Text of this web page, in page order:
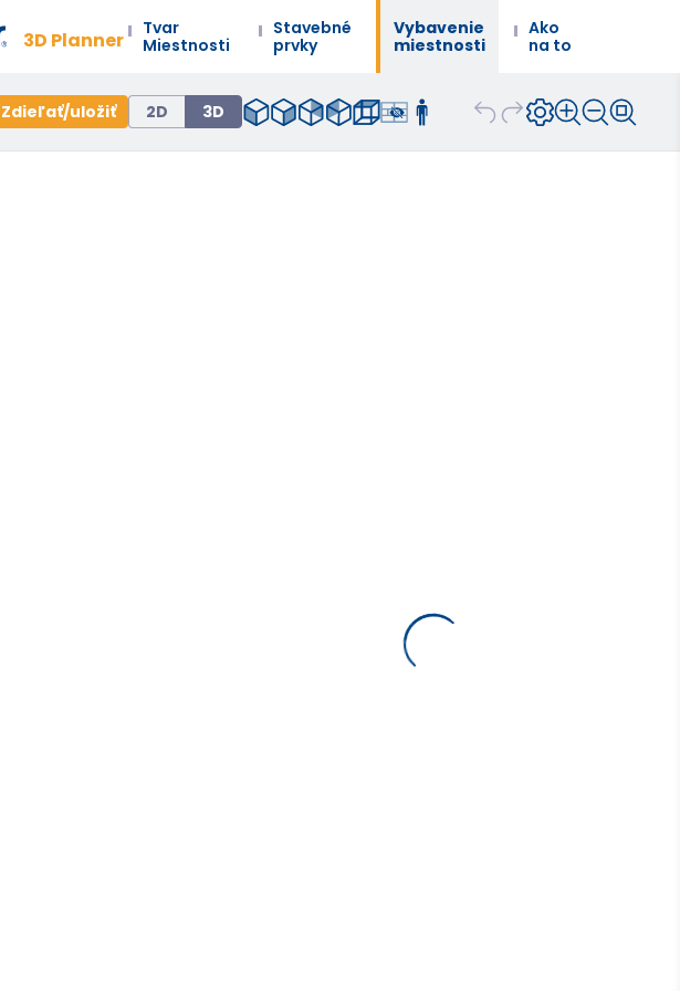
3D Planner
Tvar
Miestnosti
Stavebné
prvky
Vybavenie
miestnosti
Ako
na to
Zdieľať/uložiť 2D 3D